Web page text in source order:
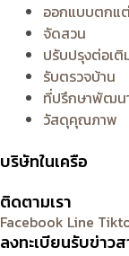
ออกแบบตกแ
จัดสวน
ปรับปรุงต่อเติ
รับตรวจบ้าน
ที่ปรึกษาพัฒน
วัสดุคุณภาพ
บริษัทในเครือ
ติดตามเรา
Facebook Line
ลงทะเบียนรับข่าว